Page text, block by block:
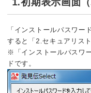
「インストールパスワー
すると「2.セキュアリス
※「インストールパスワ
ドです。